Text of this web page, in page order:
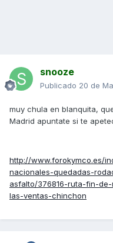
snooze
Publicado 20 de
muy chula en blanquita,
Madrid apuntate si te
http://www.forokymco.es/
nacionales-quedadas-
asfalto/376816-ruta-fin-
las-ventas-chinchon